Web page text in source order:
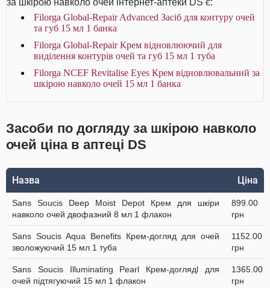
за шкірою навколо очей інтернет-аптеки DS є:
Filorga Global-Repair Advanced Засіб для контуру очей
та губ 15 мл 1 банка
Filorga Global-Repair Крем відновлюючий для
виділення контурів очей та губ 15 мл 1 туба
Filorga NCEF Revitalise Eyes Крем відновлювальний за
шкірою навколо очей 15 мл 1 банка
Засоби по догляду за шкірою навколо
очей ціна в аптеці DS
Назва Ціна
Sans Soucis Deep Moist Depot Крем для шкіри
навколо очей двофазний 8 мл 1 флакон
899.00
грн
Sans Soucis Aqua Benefits Крем-догляд для очей
зволожуючий 15 мл 1 туба
1152.00
грн
Sans Soucis Illuminating Pearl Крем-доглядl для
очей підтягуючий 15 мл 1 флакон
1365.00
грн